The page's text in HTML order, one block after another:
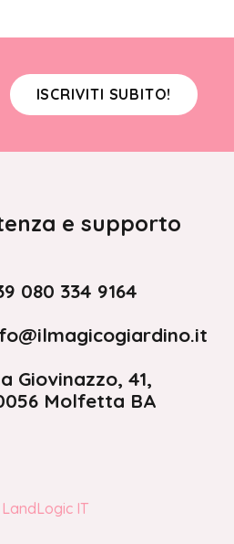
ISCRIVITI SUBITO!
e supporto
080 334 9164
Giovinazzo, 41,
Molfetta BA
LandLogic IT